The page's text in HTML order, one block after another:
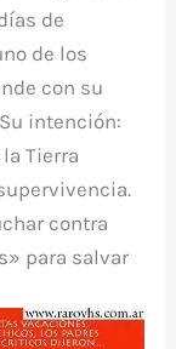
de
de los
con su
intención:
Tierra
contra
para salvar